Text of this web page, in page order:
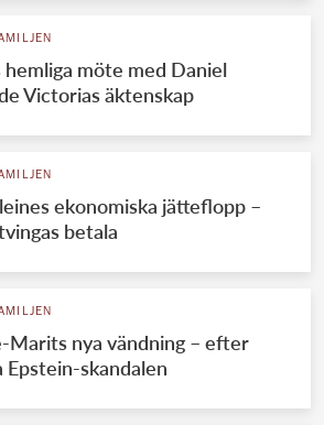
hemliga möte med Daniel
Victorias äktenskap
ekonomiska jätteflopp –
betala
Marits nya vändning – efter
Epstein-skandalen